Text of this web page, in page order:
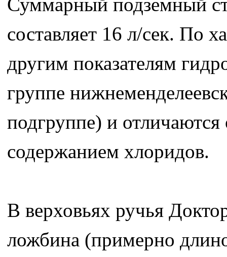
Суммарный подземный
составляет 16 л/сек. По
другим показателям
группе
подгруппе) и
содержанием хлоридов.
В верховьях ручья
ложбина (примерно